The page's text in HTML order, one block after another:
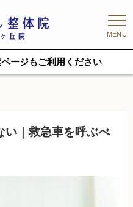
MENU
ージもご利用ください
い｜救急車を呼ぶべ